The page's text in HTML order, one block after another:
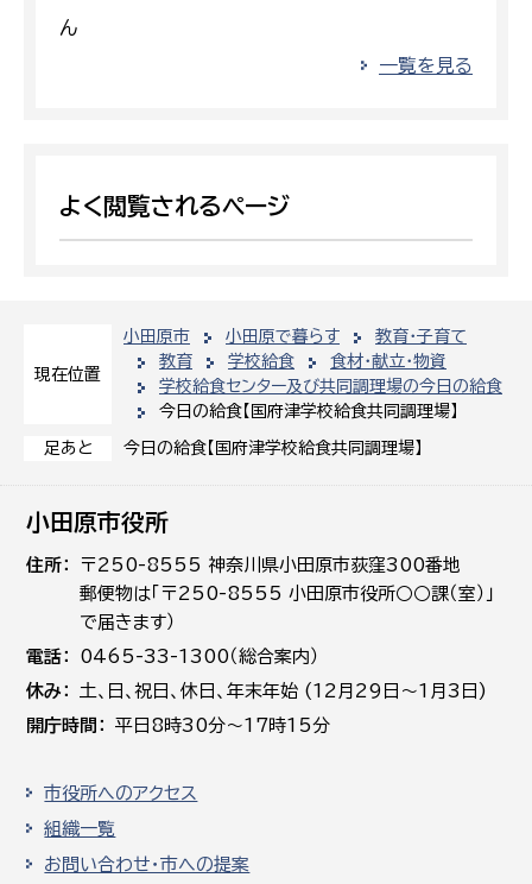
現在位置
小田原市 小田原で暮らす
教育・子育て
教育
学校給食
食材・献立・物資
学校給食センター及び共同調理場の今日の給食
今日の給食【国府津学校給食共同調理場】
足あと 今日の給食【国府津学校給食共同調理場】
ん
一覧を見る
よく閲覧されるページ
小田原市役所
住所
〒250-8555 神奈川県小田原市荻窪300番地
郵便物は「〒250-8555 小田原市役所○○課（室）」
で届きます）
電話
0465-33-1300（総合案内）
休み
土､日､祝日、休日、年末年始 (12月29日～1月3日)
開庁時間
平日8時30分～17時15分
市役所へのアクセス
組織一覧
お問い合わせ・市への提案